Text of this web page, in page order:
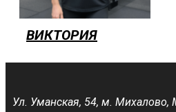
ВИКТОРИЯ
Ул. Уманская, 54, м. Михалово,